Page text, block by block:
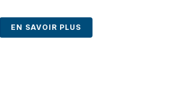
EN SAVOIR PLUS